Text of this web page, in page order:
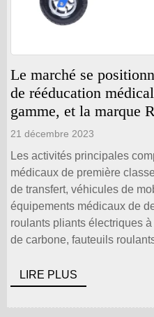
Le marché se
de rééducation
gamme, et la marque
21 décembre 2023
Les activités principales
médicaux de première
de transfert, véhicules de
équipements médicaux de
roulants pliants électriques
de carbone, fauteuils
roulants électriques
récréatifs hors route et
LIRE PLUS